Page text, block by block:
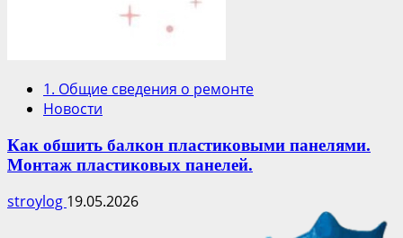
1. Общие сведения о ремонте
Новости
Как обшить балкон пластиковыми панелями.
Монтаж пластиковых панелей.
stroylog 19.05.2026